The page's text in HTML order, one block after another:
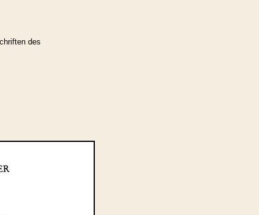
des